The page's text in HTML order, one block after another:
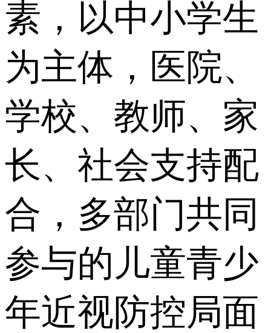
素，以中小学生
为主体，医院、
学校、教师、家
长、社会支持配
合，多部门共同
参与的儿童青少
年近视防控局面